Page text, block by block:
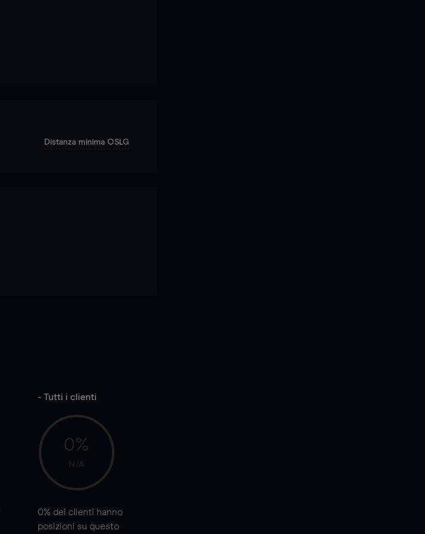
Distanza minima OSLG
- Tutti i clienti
0%
N/A
0% dei clienti hanno
posizioni su questo